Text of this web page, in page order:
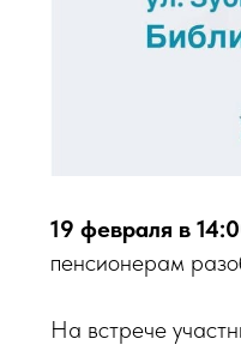
19 февраля в
пенсионерам
На встрече